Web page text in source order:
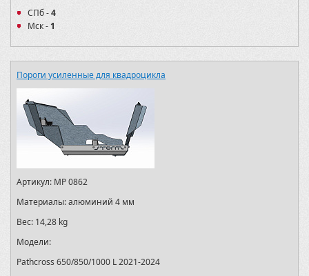
СПб -4
Мск -1
Пороги усиленные для квадроцикла
Артикул: MP 0862
Материалы:алюминий 4 мм
Вес: 14,28 kg
Модели:
Pathcross 650/850/1000 L 2021-2024